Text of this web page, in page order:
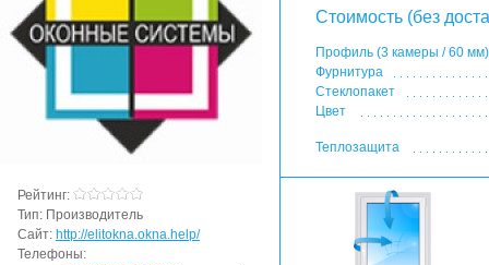
Стоимость (без
Профиль (3 камеры / 60 мм)
Фурнитура
Стеклопакет
Цвет
Теплозащита
Рейтинг:
Тип: Производитель
Сайт: http://elitokna.okna.help/
Телефоны: